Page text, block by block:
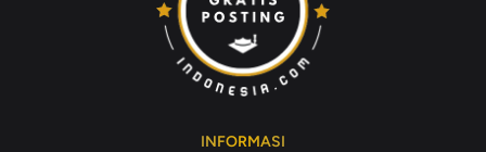
INFORMASI